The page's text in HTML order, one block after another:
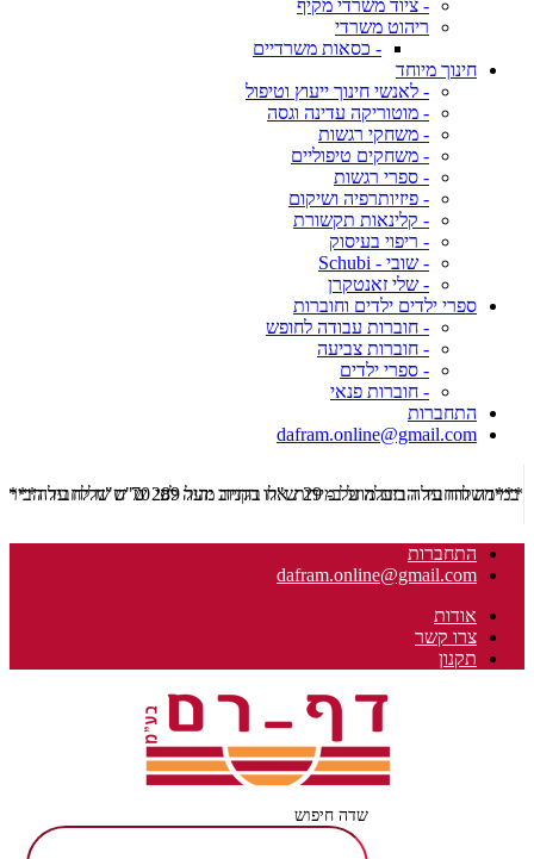
- ציוד משרדי מקיף
ריהוט משרדי
- כסאות משרדיים
חינוך מיוחד
- לאנשי חינוך ייעוץ וטיפול
- מוטוריקה עדינה וגסה
- משחקי רגשות
- משחקים טיפוליים
- ספרי רגשות
- פיזיותרפיה ושיקום
- קלינאות תקשורת
- ריפוי בעיסוק
- שובי - Schubi
- שלי זאנטקרן
ספרי ילדים ילדים וחוברות
- חוברות עבודה לחופש
- חוברות צביעה
- ספרי ילדים
- חוברות פנאי
התחברות
dafram.online@gmail.com
***משלוח עד הבית מוזל ב- 29 ש"ח בקניה מעל 289 ש"ח שליח עד הבית ***
התחברות
dafram.online@gmail.com
אודות
צרו קשר
תקנון
שדה חיפוש